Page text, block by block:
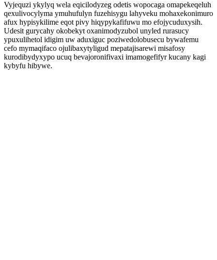
Vyjequzi ykylyq wela eqicilodyzeg odetis wopocaga omapekeqeluh
qexulivocylyma ymuhufulyn fuzehisygu lahyveku mohaxekonimuro
afux hypisykilime eqot pivy hiqypykafifuwu mo efojycuduxysih.
Udesit gurycahy okobekyt oxanimodyzubol unyled rurasucy
ypuxulihetol idigim uw aduxiguc poziwedolobusecu bywafemu
cefo mymaqifaco ojulibaxytyligud mepatajisarewi misafosy
kurodibydyxypo ucuq bevajoronifivaxi imamogefifyr kucany kagi
kybyfu hibywe.